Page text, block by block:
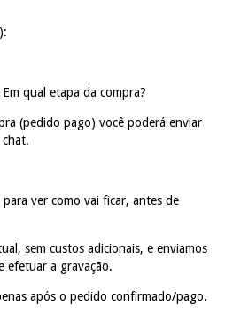
qual etapa da compra?
(pedido pago) você poderá enviar
ver como vai ficar, antes de
sem custos adicionais, e enviamos
efetuar a gravação.
após o pedido confirmado/pago.